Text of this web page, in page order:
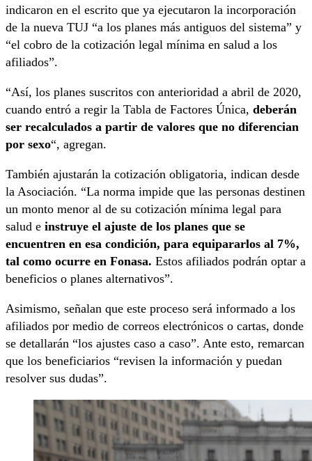
indicaron en el escrito que ya ejecutaron la incorporación
de la nueva TUJ “a los planes más antiguos del sistema” y
“el cobro de la cotización legal mínima en salud a los
afiliados”.
“Así, los planes suscritos con anterioridad a abril de 2020,
cuando entró a regir la Tabla de Factores Única, deberán
ser recalculados a partir de valores que no diferencian
por sexo“, agregan.
También ajustarán la cotización obligatoria, indican desde
la Asociación. “La norma impide que las personas destinen
un monto menor al de su cotización mínima legal para
salud e instruye el ajuste de los planes que se
encuentren en esa condición, para equipararlos al 7%,
tal como ocurre en Fonasa. Estos afiliados podrán optar a
beneficios o planes alternativos”.
Asimismo, señalan que este proceso será informado a los
afiliados por medio de correos electrónicos o cartas, donde
se detallarán “los ajustes caso a caso”. Ante esto, remarcan
que los beneficiarios “revisen la información y puedan
resolver sus dudas”.